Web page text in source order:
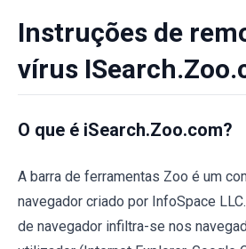
Instruções de
vírus
O que é iSearch.Zoo.com?
A barra de ferramentas Zoo é um
navegador criado por InfoSpace
de navegador infiltra-se nos